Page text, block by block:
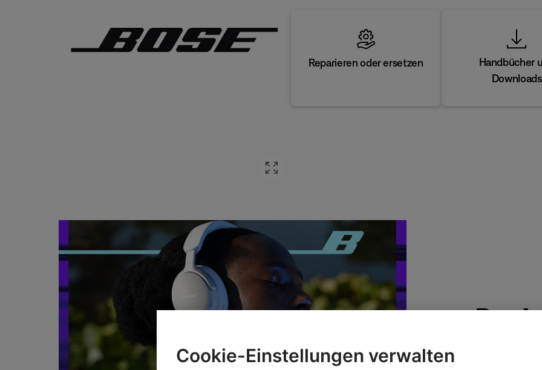
Reparieren oder ersetzen
Handbücher
Downloads
Immer der
Cookie-Einstellungen verwalten